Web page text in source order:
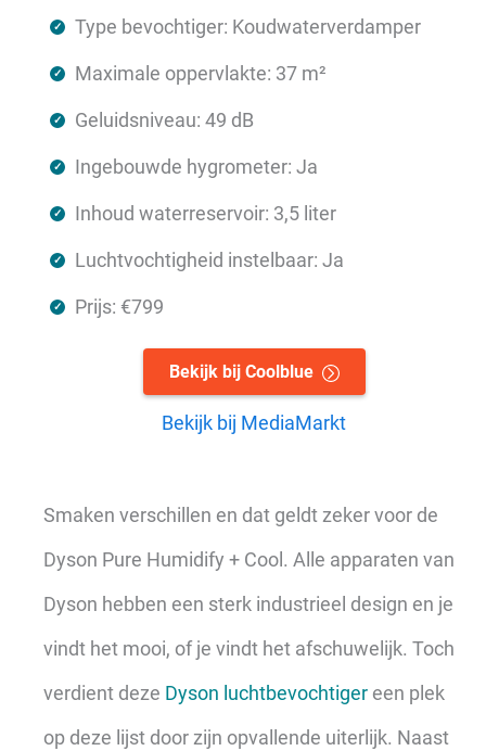
Type bevochtiger: Koudwaterverdamper
Maximale oppervlakte: 37 m²
Geluidsniveau: 49 dB
Ingebouwde hygrometer: Ja
Inhoud waterreservoir: 3,5 liter
Luchtvochtigheid instelbaar: Ja
Prijs: €799
Bekijk bij Coolblue
Bekijk bij MediaMarkt
Smaken verschillen en dat geldt zeker voor de
Dyson Pure Humidify + Cool. Alle apparaten van
Dyson hebben een sterk industrieel design en je
vindt het mooi, of je vindt het afschuwelijk. Toch
verdient deze Dyson luchtbevochtiger een plek
op deze lijst door zijn opvallende uiterlijk. Naast